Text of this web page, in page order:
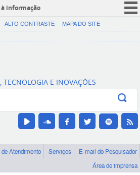
à informação
CORONAVÍRUS (COVID-19)
Canais
ALTO CONTRASTE MAPA DO SITE
E INOVAÇÕES
Atendimento Serviços
E-mail do Pesquisador
Área de imprensa